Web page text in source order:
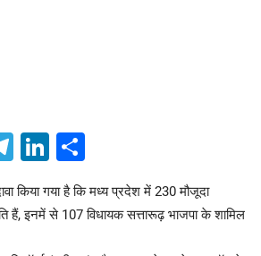
Telegram
LinkedIn
किया गया है कि मध्य प्रदेश में 230 मौजूदा
हैं, इनमें से 107 विधायक सत्तारूढ़ भाजपा के शामिल